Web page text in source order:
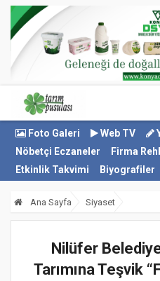
Foto Galeri Web TV
Nöbetçi Eczaneler
Firma
Etkinlik Takvimi
Biyografiler
Ana Sayfa Siyaset
Nilüfer
Tarımına Teşvik